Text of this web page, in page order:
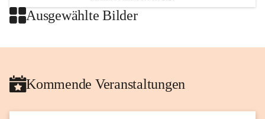
Ausgewählte Bilder
+2
Kommende Veranstaltungen